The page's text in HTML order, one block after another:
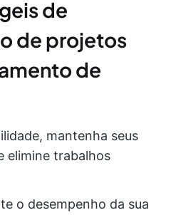
de
de projetos
de
mantenha seus
elimine trabalhos
o desempenho da sua